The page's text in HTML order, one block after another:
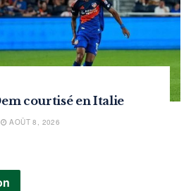
courtisé en Italie
AOÛT 8, 2026